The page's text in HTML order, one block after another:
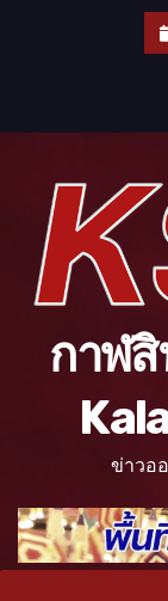
กาฬ
ข่าวอ